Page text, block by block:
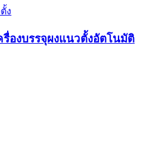
ง
รื่องบรรจุผงแนวตั้งอัตโนมัติ